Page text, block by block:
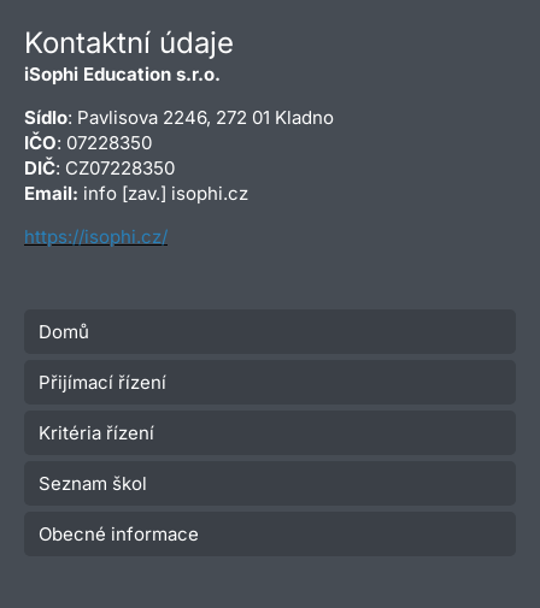
Kontaktní údaje
iSophi Education s.r.o.
Sídlo: Pavlisova 2246, 272 01 Kladno
IČO: 07228350
DIČ: CZ07228350
Email: info [zav.] isophi.cz
https://isophi.cz/
Domů
Přijímací řízení
Kritéria řízení
Seznam škol
Obecné informace